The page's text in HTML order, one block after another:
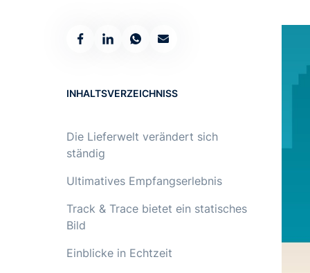
INHALTSVERZEICHNISS
Die Lieferwelt verändert sich
ständig
Ultimatives Empfangserlebnis
Track & Trace bietet ein statisches
Bild
Einblicke in Echtzeit